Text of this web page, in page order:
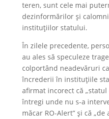
teren, sunt cele mai
dezinformărilor și
instituțiilor statului.
În zilele precedente,
au ales să speculeze
colportând neadevăruri
încrederii în instituțiile
afirmat incorect că „statul
întregi unde nu s-a
măcar RO-Alert” și că